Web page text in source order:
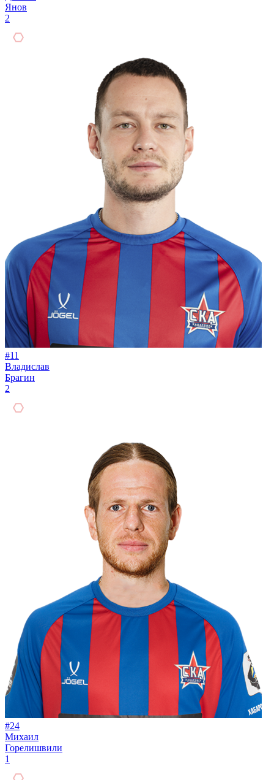
Янов
2
#11
Владислав
Брагин
2
#24
Михаил
Горелишвили
1